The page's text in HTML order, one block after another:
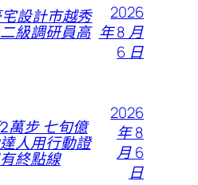
設計市越秀
級調研員高
2026
年 8 月
6 日
萬步 七旬億
人用行動證
終點線
2026
年 8
月 6
日